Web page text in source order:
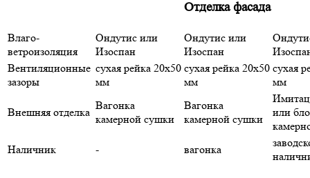
Отделка фасада
Влаго-
ветроизоляция
Ондутис или
Изоспан
Ондутис или
Изоспан
Вентиляционные
зазоры
сухая рейка 20х50
мм
сухая рейка 20х50
мм
сухая
мм
Внешняя отделка
Вагонка
камерной сушки
Вагонка
камерной сушки
или
Наличник
- вагонка